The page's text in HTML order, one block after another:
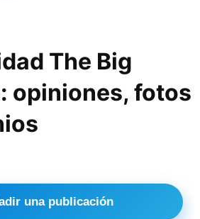
The Big
opiniones, fotos
una publicación